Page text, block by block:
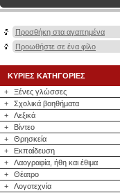
Προσθήκη στα αγαπημένα
Προωθήστε σε ένα φίλο
ΚΥΡΙΕΣ ΚΑΤΗΓΟΡΙΕΣ
+
Ξένες γλώσσες
+
Σχολικά βοηθήματα
+
Λεξικά
+
Βίντεο
+
Θρησκεία
+
Εκπαίδευση
+
Λαογραφία, ήθη και έθιμα
+
Θέατρο
+
Λογοτεχνία